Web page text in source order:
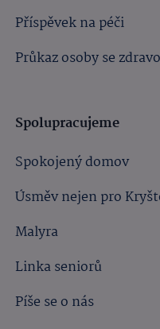
Příspěvek na péči
Průkaz osoby se
Spolupracujeme
Spokojený domov
Úsměv nejen pro
Malyra
Linka seniorů
Píše se o nás